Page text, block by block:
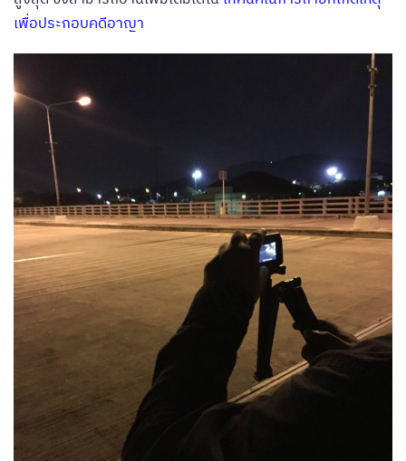
เพื่อประกอบคดีอาญา